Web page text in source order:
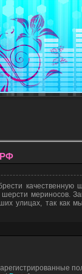
РФ
качественную
мериносов.
улицах, так как